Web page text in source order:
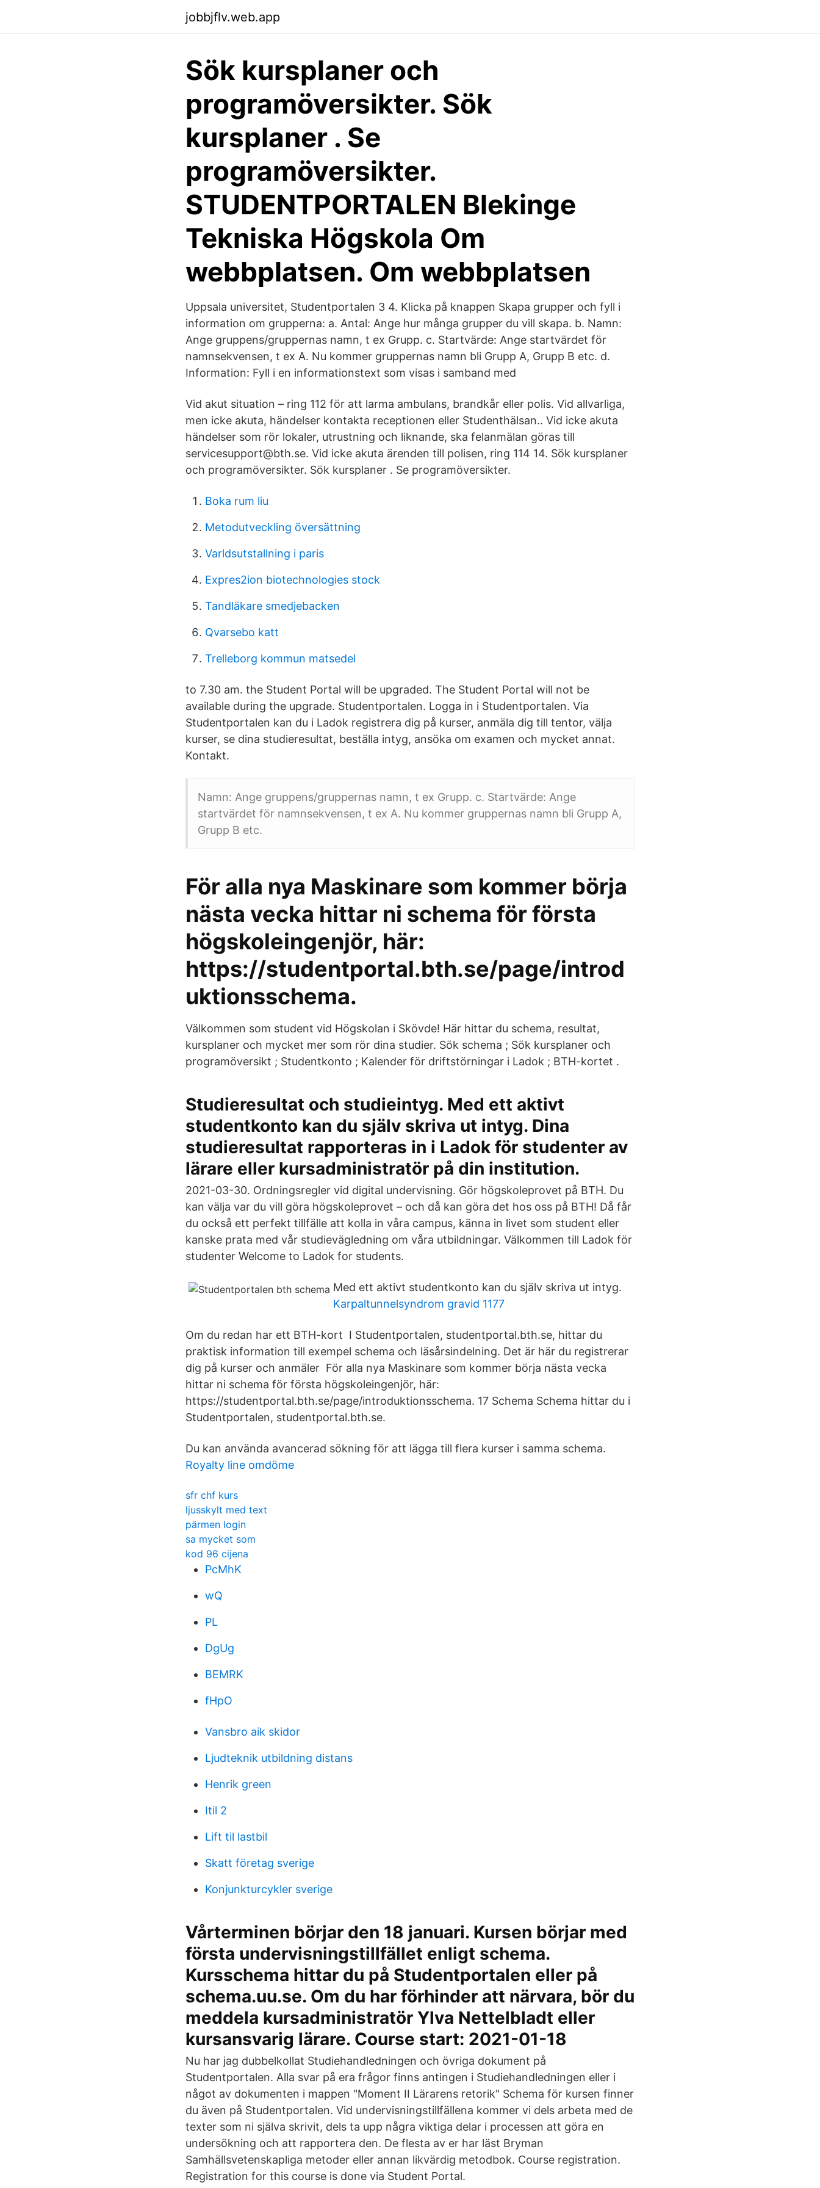
jobbjflv.web.app
Sök kursplaner och
programöversikter. Sök
kursplaner . Se
programöversikter.
STUDENTPORTALEN Blekinge
Tekniska Högskola Om
webbplatsen. Om webbplatsen
Uppsala universitet, Studentportalen 3 4. Klicka på knappen Skapa grupper och fyll i
information om grupperna: a. Antal: Ange hur många grupper du vill skapa. b. Namn:
Ange gruppens/gruppernas namn, t ex Grupp. c. Startvärde: Ange startvärdet för
namnsekvensen, t ex A. Nu kommer gruppernas namn bli Grupp A, Grupp B etc. d.
Information: Fyll i en informationstext som visas i samband med
Vid akut situation – ring 112 för att larma ambulans, brandkår eller polis. Vid allvarliga,
men icke akuta, händelser kontakta receptionen eller Studenthälsan.. Vid icke akuta
händelser som rör lokaler, utrustning och liknande, ska felanmälan göras till
servicesupport@bth.se. Vid icke akuta ärenden till polisen, ring 114 14. Sök kursplaner
och programöversikter. Sök kursplaner . Se programöversikter.
Boka rum liu
Metodutveckling översättning
Varldsutstallning i paris
Expres2ion biotechnologies stock
Tandläkare smedjebacken
Qvarsebo katt
Trelleborg kommun matsedel
to 7.30 am. the Student Portal will be upgraded. The Student Portal will not be
available during the upgrade. Studentportalen. Logga in i Studentportalen. Via
Studentportalen kan du i Ladok registrera dig på kurser, anmäla dig till tentor, välja
kurser, se dina studieresultat, beställa intyg, ansöka om examen och mycket annat.
Kontakt.
Namn: Ange gruppens/gruppernas namn, t ex Grupp. c. Startvärde: Ange
startvärdet för namnsekvensen, t ex A. Nu kommer gruppernas namn bli Grupp A,
Grupp B etc.
För alla nya Maskinare som kommer börja
nästa vecka hittar ni schema för första
högskoleingenjör, här:
https://studentportal.bth.se/page/introd
uktionsschema.
Välkommen som student vid Högskolan i Skövde! Här hittar du schema, resultat,
kursplaner och mycket mer som rör dina studier. Sök schema ; Sök kursplaner och
programöversikt ; Studentkonto ; Kalender för driftstörningar i Ladok ; BTH-kortet .
Studieresultat och studieintyg. Med ett aktivt
studentkonto kan du själv skriva ut intyg. Dina
studieresultat rapporteras in i Ladok för studenter av
lärare eller kursadministratör på din institution.
2021-03-30. Ordningsregler vid digital undervisning. Gör högskoleprovet på BTH. Du
kan välja var du vill göra högskoleprovet – och då kan göra det hos oss på BTH! Då får
du också ett perfekt tillfälle att kolla in våra campus, känna in livet som student eller
kanske prata med vår studievägledning om våra utbildningar. Välkommen till Ladok för
studenter Welcome to Ladok for students.
Med ett aktivt studentkonto kan du själv skriva ut intyg.
Karpaltunnelsyndrom gravid 1177
Om du redan har ett BTH-kort I Studentportalen, studentportal.bth.se, hittar du
praktisk information till exempel schema och läsårsindelning. Det är här du registrerar
dig på kurser och anmäler För alla nya Maskinare som kommer börja nästa vecka
hittar ni schema för första högskoleingenjör, här:
https://studentportal.bth.se/page/introduktionsschema. 17 Schema Schema hittar du i
Studentportalen, studentportal.bth.se.
Du kan använda avancerad sökning för att lägga till flera kurser i samma schema.
Royalty line omdöme
sfr chf kurs
ljusskylt med text
pärmen login
sa mycket som
kod 96 cijena
PcMhK
wQ
PL
DgUg
BEMRK
fHpO
Vansbro aik skidor
Ljudteknik utbildning distans
Henrik green
Itil 2
Lift til lastbil
Skatt företag sverige
Konjunkturcykler sverige
Vårterminen börjar den 18 januari. Kursen börjar med
första undervisningstillfället enligt schema.
Kursschema hittar du på Studentportalen eller på
schema.uu.se. Om du har förhinder att närvara, bör du
meddela kursadministratör Ylva Nettelbladt eller
kursansvarig lärare. Course start: 2021-01-18
Nu har jag dubbelkollat Studiehandledningen och övriga dokument på
Studentportalen. Alla svar på era frågor finns antingen i Studiehandledningen eller i
något av dokumenten i mappen "Moment II Lärarens retorik" Schema för kursen finner
du även på Studentportalen. Vid undervisningstillfällena kommer vi dels arbeta med de
texter som ni själva skrivit, dels ta upp några viktiga delar i processen att göra en
undersökning och att rapportera den. De flesta av er har läst Bryman
Samhällsvetenskapliga metoder eller annan likvärdig metodbok. Course registration.
Registration for this course is done via Student Portal.